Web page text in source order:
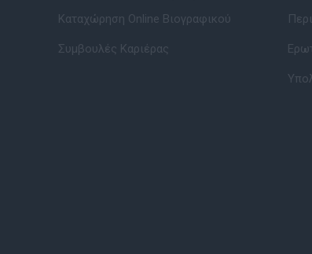
Καταχώρηση Online Βιογραφικού
Συμβουλές Καριέρας